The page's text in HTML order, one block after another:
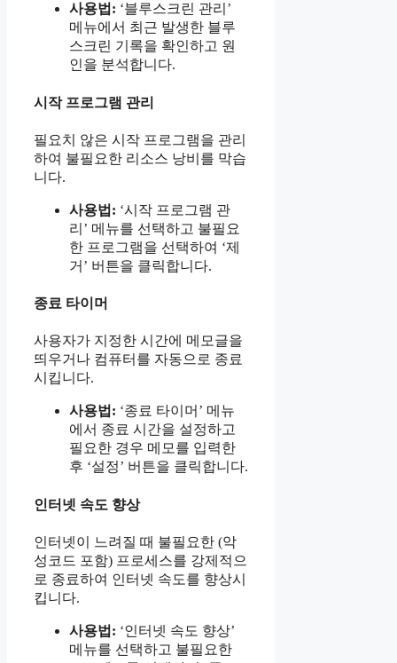
사용법: ‘블루스크린 관리’
메뉴에서 최근 발생한 블루
스크린 기록을 확인하고 원
인을 분석합니다.
시작 프로그램 관리
필요치 않은 시작 프로그램을 관리
하여 불필요한 리소스 낭비를 막습
니다.
사용법: ‘시작 프로그램 관
리’ 메뉴를 선택하고 불필요
한 프로그램을 선택하여 ‘제
거’ 버튼을 클릭합니다.
종료 타이머
사용자가 지정한 시간에 메모글을
띄우거나 컴퓨터를 자동으로 종료
시킵니다.
사용법: ‘종료 타이머’ 메뉴
에서 종료 시간을 설정하고
필요한 경우 메모를 입력한
후 ‘설정’ 버튼을 클릭합니다.
인터넷 속도 향상
인터넷이 느려질 때 불필요한 (악
성코드 포함) 프로세스를 강제적으
로 종료하여 인터넷 속도를 향상시
킵니다.
사용법: ‘인터넷 속도 향상’
메뉴를 선택하고 불필요한